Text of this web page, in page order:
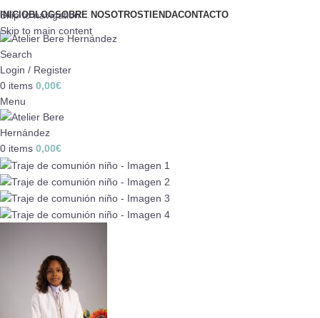
Skip to navigation
Skip to main content
INICIOBLOGSOBRE NOSOTROSTIENDACONTACTO
Search
Login / Register
0 items 0,00€
Menu
0 items 0,00€